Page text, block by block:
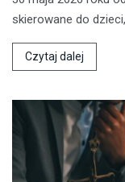
skierowane do
Czytaj dalej